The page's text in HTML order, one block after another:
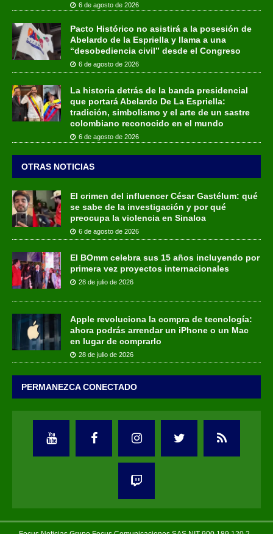
6 de agosto de 2026
Pacto Histórico no asistirá a la posesión de
Abelardo de la Espriella y llama a una
“desobediencia civil” desde el Congreso
6 de agosto de 2026
La historia detrás de la banda presidencial
que portará Abelardo De La Espriella:
tradición, simbolismo y el arte de un sastre
colombiano reconocido en el mundo
6 de agosto de 2026
OTRAS NOTICIAS
El crimen del influencer César Gastélum: qué
se sabe de la investigación y por qué
preocupa la violencia en Sinaloa
6 de agosto de 2026
El BOmm celebra sus 15 años incluyendo por
primera vez proyectos internacionales
28 de julio de 2026
Apple revoluciona la compra de tecnología:
ahora podrás arrendar un iPhone o un Mac
en lugar de comprarlo
28 de julio de 2026
PERMANEZCA CONECTADO